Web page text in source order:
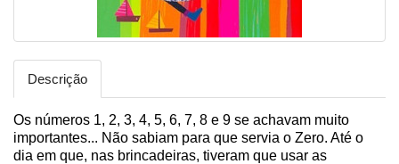
Descrição
Os números 1, 2, 3, 4, 5, 6, 7, 8 e 9 se achavam muito
importantes... Não sabiam para que servia o Zero. Até o
dia em que, nas brincadeiras, tiveram que usar as